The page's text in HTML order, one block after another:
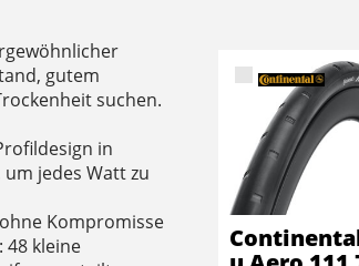
gutem
suchen.
in
jedes Watt zu
Kompromisse
kleine